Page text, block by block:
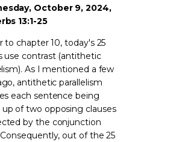
October 9, 2024,
13:1-25
to chapter 10, today's 25
use contrast (antithetic
As I mentioned a few
antithetic parallelism
each sentence being
of two opposing clauses
by the conjunction
Consequently, out of the 25